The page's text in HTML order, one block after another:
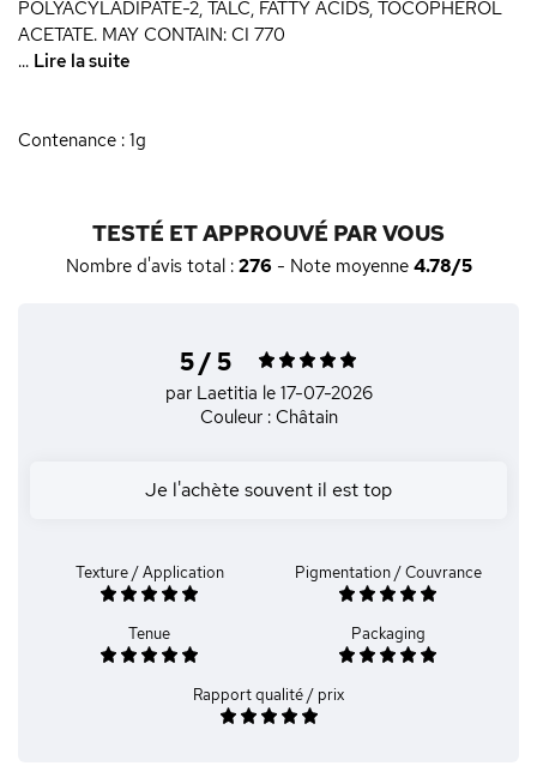
POLYACYLADIPATE-2, TALC, FATTY ACIDS, TOCOPHEROL
ACETATE. MAY CONTAIN: CI 770
... Lire la suite
Contenance : 1g
TESTÉ ET APPROUVÉ PAR VOUS
Nombre d'avis total : 276- Note moyenne 4.78/5
5 / 5
par Laetitia le 17-07-2026
Couleur : Châtain
Je l'achète souvent il est top
Texture / Application Pigmentation / Couvrance
Tenue Packaging
Rapport qualité / prix